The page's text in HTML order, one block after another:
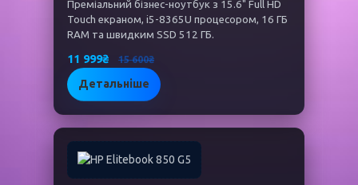
Преміальний бізнес-ноутбук з 15.6" Full HD
Touch екраном, i5-8365U процесором, 16 ГБ
RAM та швидким SSD 512 ГБ.
11 999₴ 15 600₴
Детальніше